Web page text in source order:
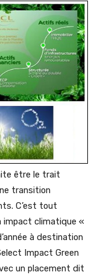
être le trait
transition
C’est tout
impact climatique «
à destination
Impact Green
un placement dit